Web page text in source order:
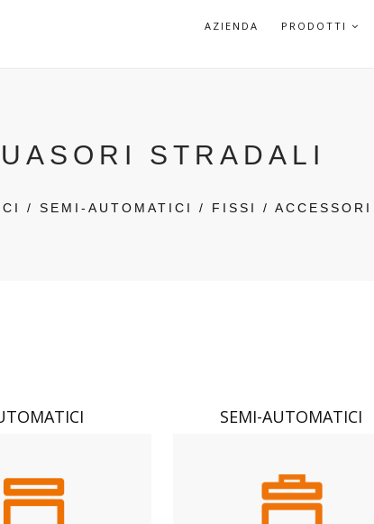
AZIENDA PRODOTTI
STRADALI
/ SEMI-AUTOMATICI / FISSI / ACCESSORI
SEMI-AUTOMATICI